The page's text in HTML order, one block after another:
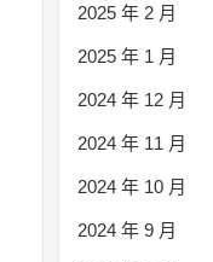
2025 年 2 月
2025 年 1 月
2024 年 12 月
2024 年 11 月
2024 年 10 月
2024 年 9 月